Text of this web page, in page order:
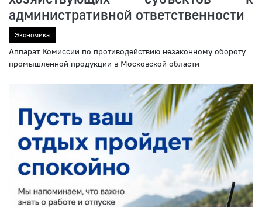
административной ответственности
Экономика
Аппарат Комиссии по противодействию незаконному обороту
промышленной продукции в Московской области